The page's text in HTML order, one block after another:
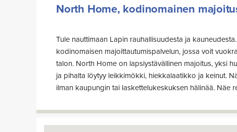
North Home, kodinomainen
Tule nauttimaan Lapin rauhallisuudesta ja
kodinomaisen majoittautumispalvelun, jossa voit
talon. North Home on lapsiystävällinen majoitus, yksi
ja pihalta löytyy leikkimökki, hiekkalaatikko ja keinut.
ilman kaupungin tai laskettelukeskuksen hälinää. Näe
valosaasteita ja opi kuvamaan revontulia ammattilaisen
lomaasi erilaisilla elämyspaketeilla; pilkkiretki,
ja kanoottiretki. Tarjoamme asiakkaalle